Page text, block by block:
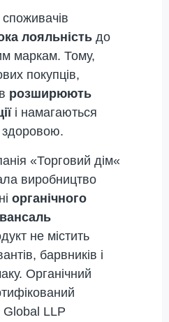
лояльність до
маркам. Тому,
покупців,
розширюють
і намагаються
здоровою.
«Торговий дім«
виробництво
органічного
не містить
барвників і
Органічний
Global LLP